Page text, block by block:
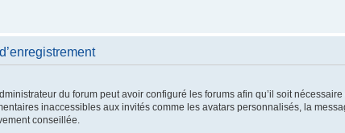
du forum peut avoir configuré les forums afin qu’il soit
inaccessibles aux invités comme les avatars personnalisés, la
conseillée.